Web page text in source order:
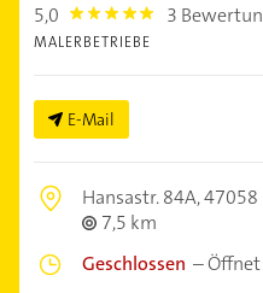
5,0 5.0 3
MALERBETRIEBE
E-Mail
Hansastr. 84A,47058
7,5 km
Geschlossen –